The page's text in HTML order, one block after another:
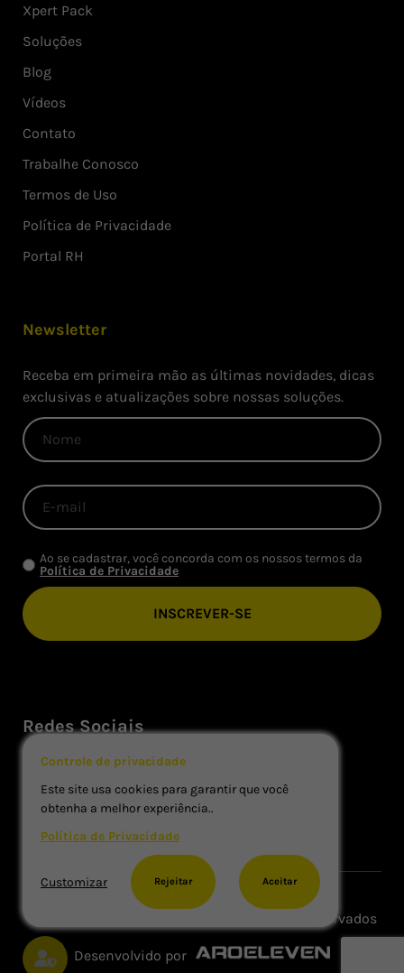
Xpert Pack
Soluções
Blog
Vídeos
Contato
Trabalhe Conosco
Termos de Uso
Política de Privacidade
Portal RH
Newsletter
Receba em primeira mão as últimas novidades, dicas
exclusivas e atualizações sobre nossas soluções.
Ao se cadastrar, você concorda com os nossos termos da
Política de Privacidade
Redes Sociais
Copyright © Xpert Pack. Todos os Direitos Reservados
Desenvolvido por
Controle de privacidade
Este site usa cookies para garantir que você
obtenha a melhor experiência..
Política de Privacidade
Customizar Rejeitar Aceitar